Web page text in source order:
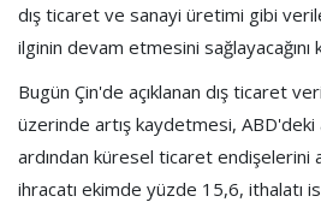
dış ticaret ve sanayi üretimi gibi
ilginin devam etmesini sağlayacağını
Bugün Çin'de açıklanan dış ticaret
üzerinde artış kaydetmesi, ABD'deki
ardından küresel ticaret endişelerini
ihracatı ekimde yüzde 15,6, ithalatı